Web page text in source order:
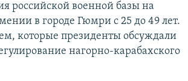
российской военной базы на
в городе Гюмри с 25 до 49 лет.
которые президенты обсуждали
нагорно-карабахского